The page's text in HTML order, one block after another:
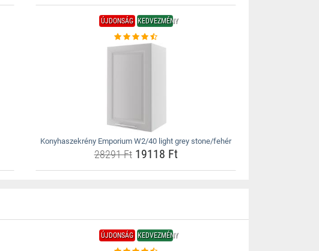
ÚJDONSÁG KEDVEZMÉNY
Konyhaszekrény Emporium W2/40 light grey stone/fehér
28291 Ft19118 Ft
ÚJDONSÁG KEDVEZMÉNY